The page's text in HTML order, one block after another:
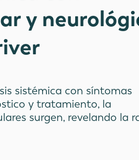
y
sistémica con síntomas
y tratamiento, la
surgen, revelando la